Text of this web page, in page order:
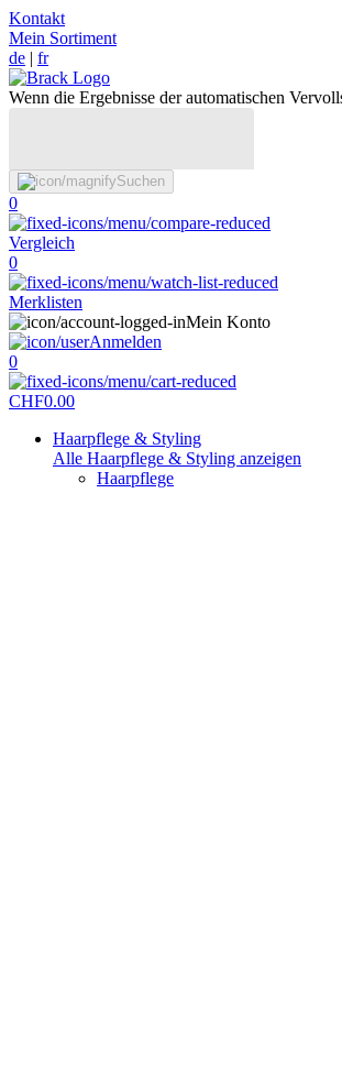
Kontakt
Mein Sortiment
de | fr
Wenn die Ergebnisse der automatischen
Suchen
0
Vergleich
0
Merklisten
Mein Konto
Anmelden
0
CHF0.00
Haarpflege & Styling
Alle Haarpflege & Styling anzeigen
Haarpflege